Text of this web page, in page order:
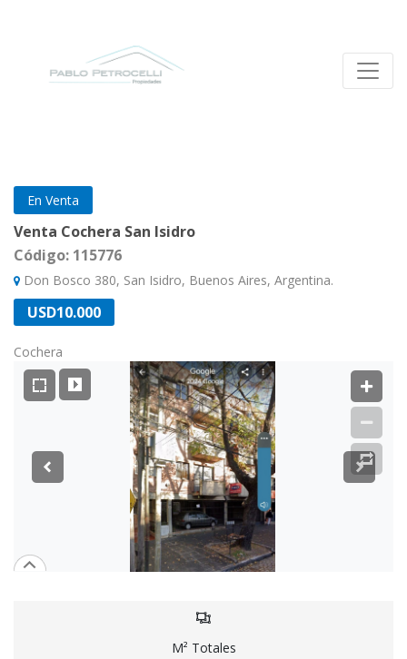
En Venta
Venta Cochera San Isidro
Código: 115776
Don Bosco 380, San Isidro, Buenos Aires, Argentina.
USD10.000
Cochera
M² Totales